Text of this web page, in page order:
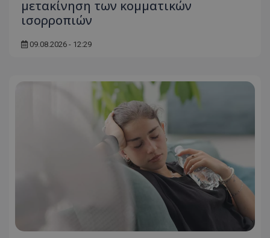
μετακίνηση των κομματικών
ισορροπιών
09.08.2026 - 12:29